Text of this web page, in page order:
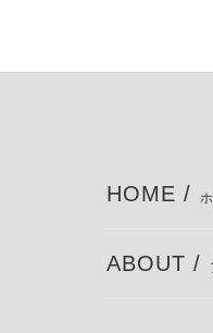
HOME /
ABOUT /